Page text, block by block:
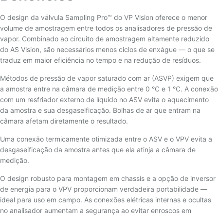
O design da válvula Sampling Pro™ do VP Vision oferece o menor
volume de amostragem entre todos os analisadores de pressão de
vapor. Combinado ao circuito de amostragem altamente reduzido
do AS Vision, são necessários menos ciclos de enxágue — o que se
traduz em maior eficiência no tempo e na redução de resíduos.
Métodos de pressão de vapor saturado com ar (ASVP) exigem que
a amostra entre na câmara de medição entre 0 °C e 1 °C. A conexão
com um resfriador externo de líquido no ASV evita o aquecimento
da amostra e sua desgaseificação. Bolhas de ar que entram na
câmara afetam diretamente o resultado.
Uma conexão termicamente otimizada entre o ASV e o VPV evita a
desgaseificação da amostra antes que ela atinja a câmara de
medição.
O design robusto para montagem em chassis e a opção de inversor
de energia para o VPV proporcionam verdadeira portabilidade —
ideal para uso em campo. As conexões elétricas internas e ocultas
no analisador aumentam a segurança ao evitar enroscos em